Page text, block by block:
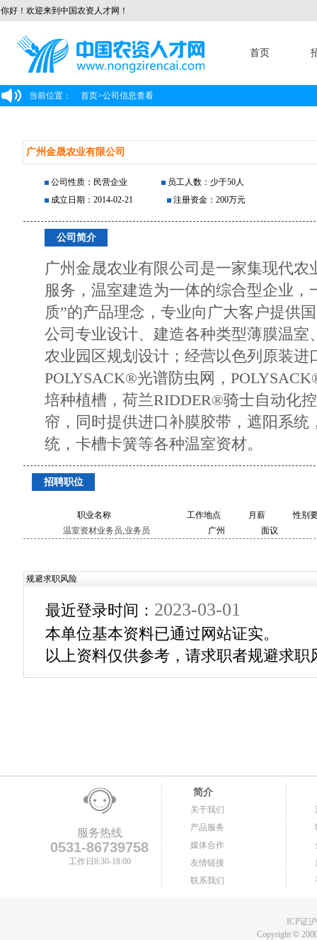
你好！欢迎来到中国农资人才网！
首页
当前位置： 首页>公司信息查看
广州金晟农业有限公司
公司性质：民营企业
员工人数：少于50人
成立日期：2014-02-21
注册资金：200万元
公司简介
广州金晟农业有限公司是一家集现代
服务，温室建造为一体的综合型企业，
质”的产品理念，专业向广大客户提供
公司专业设计、建造各种类型薄膜温室
农业园区规划设计；经营以色列原装
POLYSACK®光谱防虫网，
培种植槽，荷兰RIDDER®骑士自动化
帘，同时提供进口补膜胶带，遮阳系统
统，卡槽卡簧等各种温室资材。
招聘职位
职业名称 工作地点 月薪
性别
温室资材业务员,业务员
广州 面议
规避求职风险
最近登录时间： 2023-03-01
本单位基本资料已通过网站证实。
以上资料仅供参考，请求职者规避求职
服务热线
0531-86739758
工作日8:30-18:00
简介
关于我们
产品服务
媒体合作
友情链接
联系我们
ICP证
Copyright©